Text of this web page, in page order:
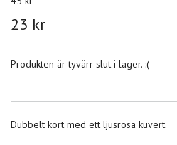
23 kr
Produkten är tyvärr slut i lager. :(
Dubbelt kort med ett ljusrosa kuvert.